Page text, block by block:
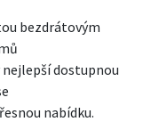
bezdrátovým
nejlepší dostupnou
nabídku.